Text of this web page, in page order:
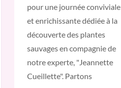
pour une journée conviviale
et enrichissante dédiée à la
découverte des plantes
sauvages en compagnie de
notre experte, "Jeannette
Cueillette". Partons